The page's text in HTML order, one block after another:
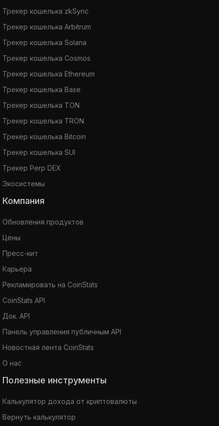
Трекер кошелька zkSync
Трекер кошелька Arbitrum
Трекер кошелька Solana
Трекер кошелька Cosmos
Трекер кошелька Ethereum
Трекер кошелька Base
Трекер кошелька TON
Трекер кошелька TRON
Трекер кошелька Bitcoin
Трекер кошелька SUI
Трекер Perp DEX
Экосистемы
Компания
Обновления продуктов
Цены
Пресс-кит
Карьера
Рекламировать на CoinStats
CoinStats API
Док. API
Панель управления публичным API
Новостная лента CoinStats
О нас
Полезные инструменты
Калькулятор дохода от криптовалюты
Вернуть калькулятор